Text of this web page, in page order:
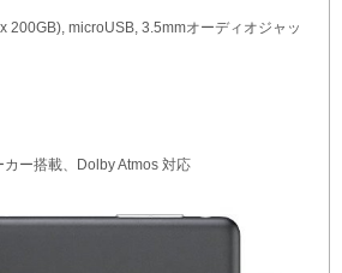
200GB), microUSB, 3.5mmオーディオジャッ
ー搭載、Dolby Atmos 対応